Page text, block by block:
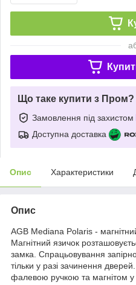
Що таке купити з Пром?
Замовлення під захистом
Доступна доставка
Опис Характеристики
Опис
AGB Mediana Polaris -
Магнітний язичок
замка. Спрацьовування
тільки у разі зачинення
фалевою ручкою та магнітом у